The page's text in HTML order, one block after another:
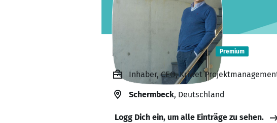
Dominik Kriwet Premium
Inhaber, CEO, Kriwet
Schermbeck, Deutschland
Logg Dich ein, um alle Einträge zu sehen.